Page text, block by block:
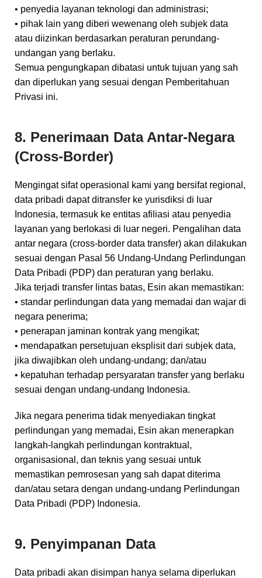
• penyedia layanan teknologi dan administrasi;
• pihak lain yang diberi wewenang oleh subjek data
atau diizinkan berdasarkan peraturan perundang-
undangan yang berlaku.
Semua pengungkapan dibatasi untuk tujuan yang sah
dan diperlukan yang sesuai dengan Pemberitahuan
Privasi ini.
8. Penerimaan Data Antar-Negara
(Cross-Border)
Mengingat sifat operasional kami yang bersifat regional,
data pribadi dapat ditransfer ke yurisdiksi di luar
Indonesia, termasuk ke entitas afiliasi atau penyedia
layanan yang berlokasi di luar negeri. Pengalihan data
antar negara (cross-border data transfer) akan dilakukan
sesuai dengan Pasal 56 Undang-Undang Perlindungan
Data Pribadi (PDP) dan peraturan yang berlaku.
Jika terjadi transfer lintas batas, Esin akan memastikan:
• standar perlindungan data yang memadai dan wajar di
negara penerima;
• penerapan jaminan kontrak yang mengikat;
• mendapatkan persetujuan eksplisit dari subjek data,
jika diwajibkan oleh undang-undang; dan/atau
• kepatuhan terhadap persyaratan transfer yang berlaku
sesuai dengan undang-undang Indonesia.
Jika negara penerima tidak menyediakan tingkat
perlindungan yang memadai, Esin akan menerapkan
langkah-langkah perlindungan kontraktual,
organisasional, dan teknis yang sesuai untuk
memastikan pemrosesan yang sah dapat diterima
dan/atau setara dengan undang-undang Perlindungan
Data Pribadi (PDP) Indonesia.
9. Penyimpanan Data
Data pribadi akan disimpan hanya selama diperlukan